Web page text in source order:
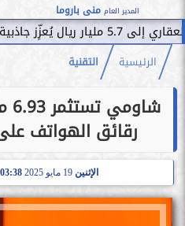
المدير العام منى باروما
الرئيسية التقنية
رقائق الهواتف على
الإثنين 03:38 مـ